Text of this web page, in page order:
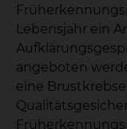
Lebensjahr ein
angeboten
eine